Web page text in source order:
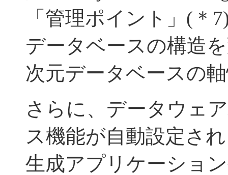
「管理ポイント」(＊
データベースの構造
次元データベースの
さらに、データウェ
ス機能が自動設定さ
生成アプリケーショ